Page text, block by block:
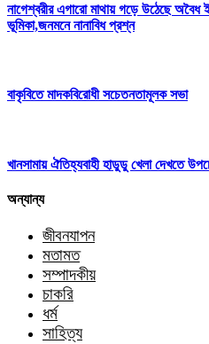
নাগেশ্বরীর এগারো মাথায় গড়ে উঠেছে অবৈধ
ভূমিকা,জনমনে নানাবিধ প্রশ্ন
বাকৃবিতে মাদকবিরোধী সচেতনতামূলক সভা
খানসামায় ঐতিহ্যবাহী হাডুডু খেলা দেখতে
অন্যান্য
জীবনযাপন
মতামত
সম্পাদকীয়
চাকরি
ধর্ম
সাহিত্য